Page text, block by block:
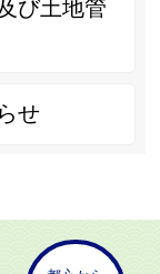
び土地管
せ